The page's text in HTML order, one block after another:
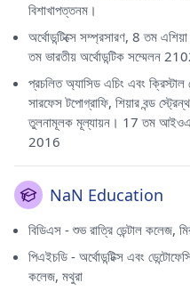
বিশাখাপত্তনম।
অর্থোডন্টিক্সে সম্প্রসারণ, 8 তম
তম ভারতীয় অর্থোডন্টিক সম্মেলন
প্রচলিত অ্যাসিড এচিং এবং
সারফেস টপোগ্রাফি, শিয়ার বন্ড
তুলনামূলক মূল্যায়ন। 17 তম আইওএস
2016
NaN Education
বিডিএস - শুভ রাত্রি ডেন্টাল কলেজ,
পিএইচডি - অর্থোডন্টিক্স এবং
কলেজ, মথুরা